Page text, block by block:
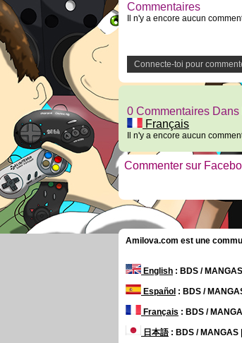
Commentaires
Il n'y a encore aucun
Connecte-toi pour
0 Commentaires
Français
Il n'y a encore aucun
Commenter sur
Amilova.com est une
English : BDS /
Español : BDS /
Français : BDS /
日本語: BDS / MANGAS